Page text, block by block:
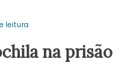
leitura
na prisão